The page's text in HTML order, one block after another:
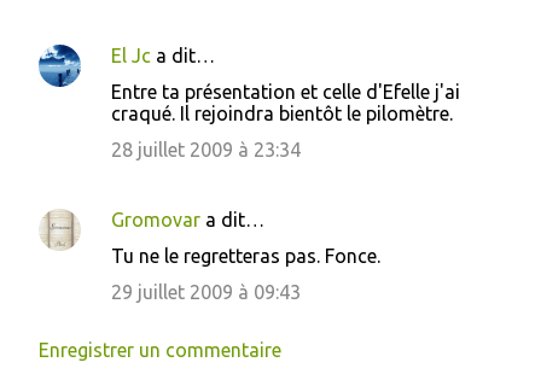
El Jc a dit…
Entre ta présentation et celle d'Efelle j'ai
craqué. Il rejoindra bientôt le pilomètre.
28 juillet 2009 à 23:34
Gromovar a dit…
Tu ne le regretteras pas. Fonce.
29 juillet 2009 à 09:43
Enregistrer un commentaire